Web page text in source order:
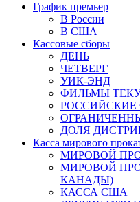
График премьер
В России
В США
Кассовые сборы
ДЕНЬ
ЧЕТВЕРГ
УИК-ЭНД
ФИЛЬМЫ
ДОЛЯ
Касса мирового
МИРОВОЙ
МИРОВОЙ
КАНАДЫ)
КАССА США